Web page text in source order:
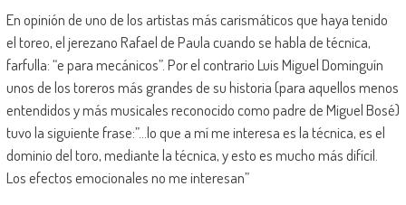
En opinión de uno de los artistas más carismáticos que haya tenido
el toreo, el jerezano Rafael de Paula cuando se habla de técnica,
farfulla: “e para mecánicos”. Por el contrario Luis Miguel Dominguín
unos de los toreros más grandes de su historia (para aquellos menos
entendidos y más musicales reconocido como padre de Miguel Bosé)
tuvo la siguiente frase:”…lo que a mí me interesa es la técnica, es el
dominio del toro, mediante la técnica, y esto es mucho más difícil.
Los efectos emocionales no me interesan”